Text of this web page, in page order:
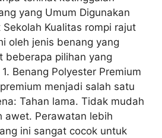
yang Umum Digunakan
Sekolah Kualitas rompi rajut
oleh jenis benang yang
beberapa pilihan yang
Benang Polyester Premium
menjadi salah satu
Tahan lama. Tidak mudah
awet. Perawatan lebih
ini sangat cocok untuk